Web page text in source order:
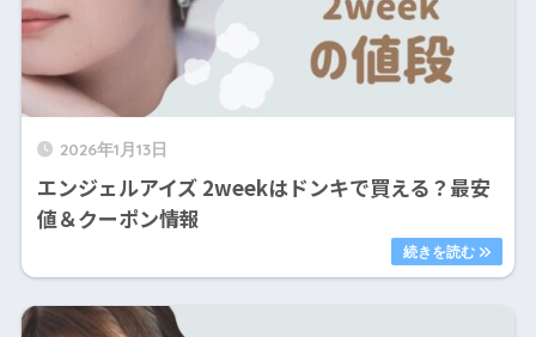
2026年1月13日
エンジェルアイズ 2weekはドンキで買える？最安
値＆クーポン情報